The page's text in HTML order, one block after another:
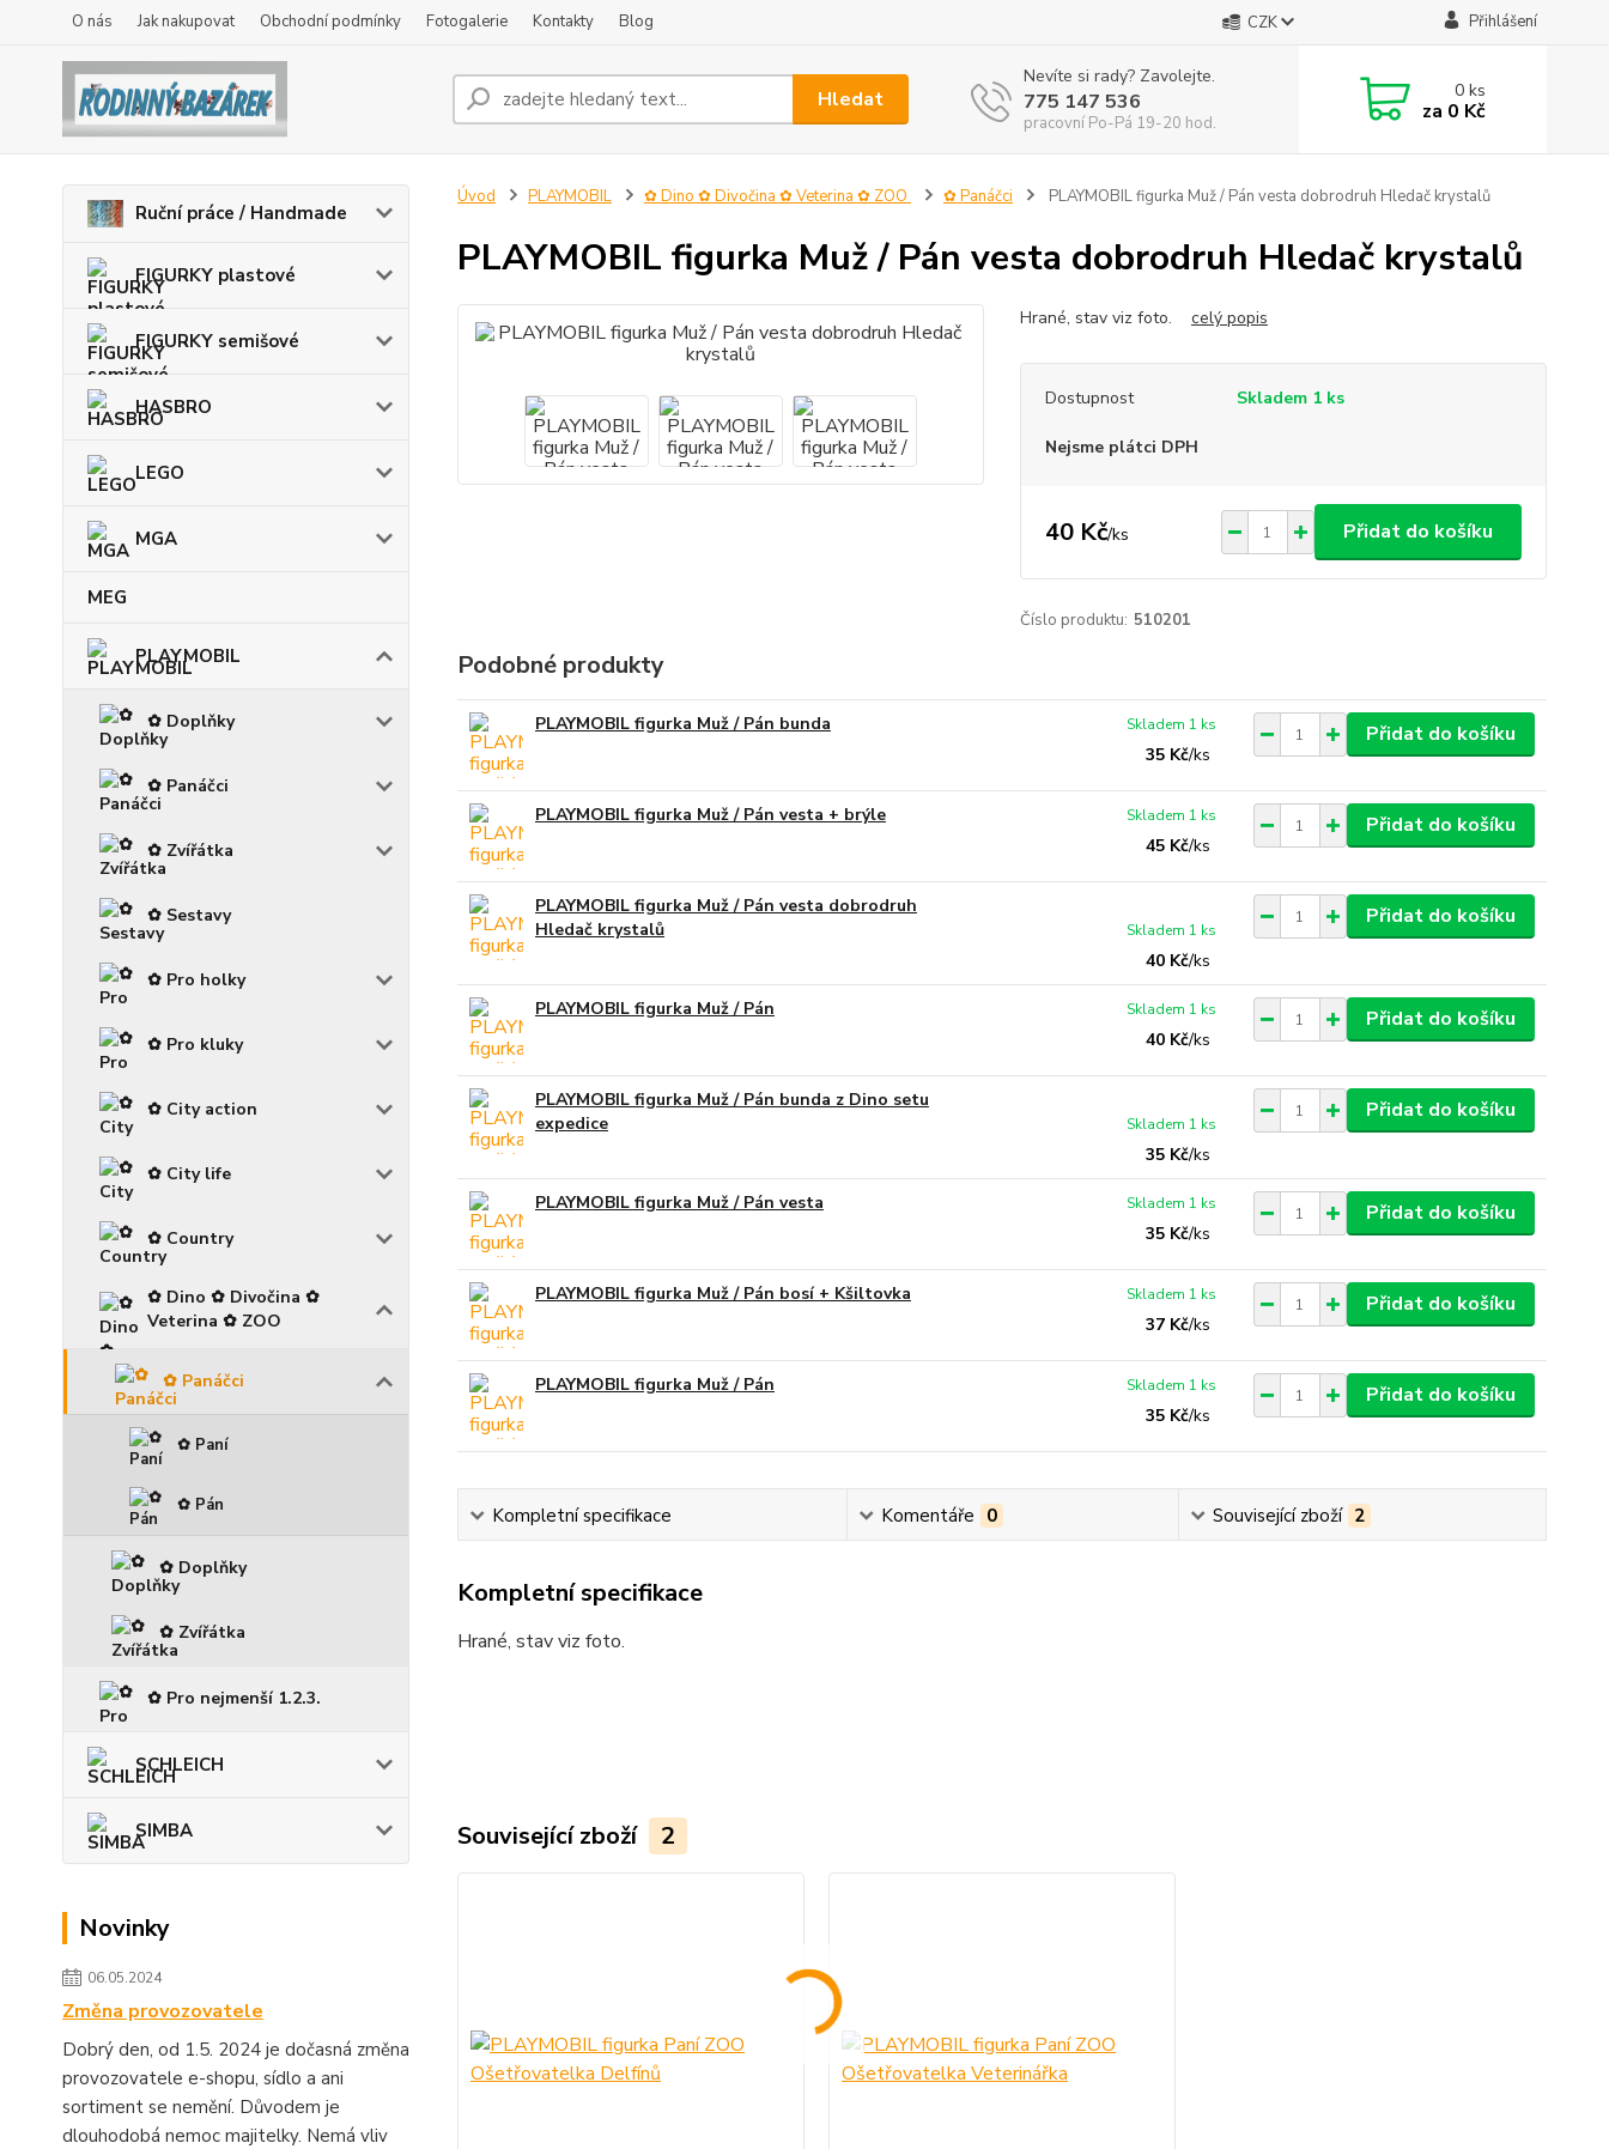
O nás Jak nakupovat Obchodní podmínky Fotogalerie Kontakty Blog CZK Přihlášení
Hledat
Nevíte si rady? Zavolejte.
775 147 536
pracovní Po-Pá 19-20 hod.
0ks
za 0 Kč
Ruční práce / Handmade
FIGURKY plastové
FIGURKY semišové
HASBRO
LEGO
MGA
MEG
PLAYMOBIL
✿ Doplňky
✿ Panáčci
✿ Zvířátka
✿ Sestavy
✿ Pro holky
✿ Pro kluky
✿ City action
✿ City life
✿ Country
✿ Dino ✿ Divočina ✿
Veterina ✿ ZOO
✿ Panáčci
✿ Paní
✿ Pán
✿ Doplňky
✿ Zvířátka
✿ Pro nejmenší 1.2.3.
SCHLEICH
SIMBA
Novinky
06.05.2024
Změna provozovatele
Dobrý den, od 1.5. 2024 je dočasná změna
provozovatele e-shopu, sídlo a ani
sortiment se nemění. Důvodem je
dlouhodobá nemoc majitelky. Nemá vliv
Úvod PLAYMOBIL ✿ Dino ✿ Divočina ✿ Veterina ✿ ZOO ✿ Panáčci PLAYMOBIL figurka Muž / Pán vesta dobrodruh Hledač krystalů
PLAYMOBIL figurka Muž / Pán vesta dobrodruh Hledač krystalů
Hrané, stav viz foto. celý popis
Dostupnost Skladem 1 ks
Nejsme plátci DPH
40 Kč/ks Přidat do košíku
Číslo produktu: 510201
Podobné produkty
PLAYMOBIL figurka Muž / Pán bunda
35 Kč/ks
Skladem 1 ks Přidat do košíku
PLAYMOBIL figurka Muž / Pán vesta + brýle
45 Kč/ks
Skladem 1 ks Přidat do košíku
PLAYMOBIL figurka Muž / Pán vesta dobrodruh
Hledač krystalů
40 Kč/ks
Skladem 1 ks
Přidat do košíku
PLAYMOBIL figurka Muž / Pán
40 Kč/ks
Skladem 1 ks Přidat do košíku
PLAYMOBIL figurka Muž / Pán bunda z Dino setu
expedice
35 Kč/ks
Skladem 1 ks
Přidat do košíku
PLAYMOBIL figurka Muž / Pán vesta
35 Kč/ks
Skladem 1 ks Přidat do košíku
PLAYMOBIL figurka Muž / Pán bosí + Kšiltovka
37 Kč/ks
Skladem 1 ks Přidat do košíku
PLAYMOBIL figurka Muž / Pán
35 Kč/ks
Skladem 1 ks Přidat do košíku
Kompletní specifikace Komentáře 0 Související zboží 2
Kompletní specifikace
Hrané, stav viz foto.
Související zboží 2